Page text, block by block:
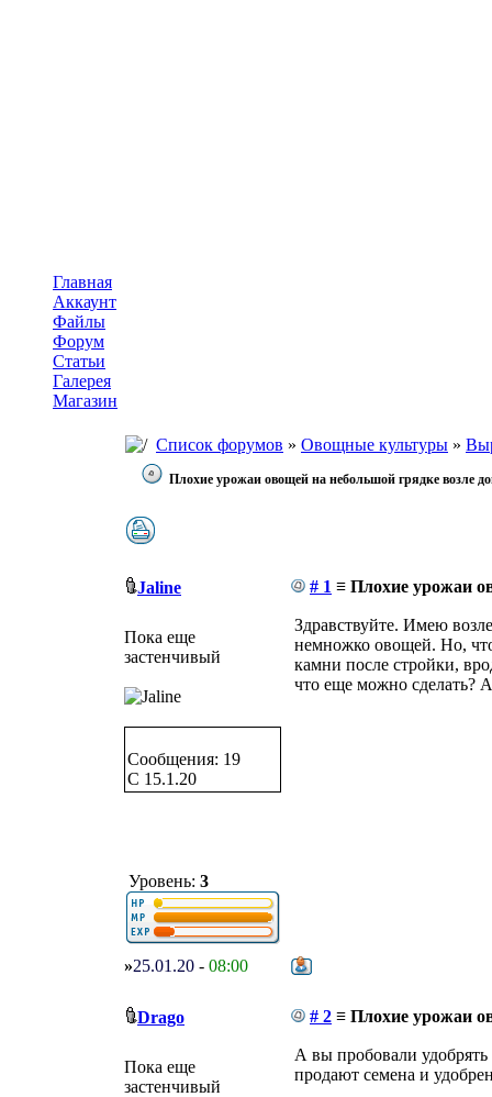
Главная
Аккаунт
Файлы
Форум
Статьи
Галерея
Магазин
Список форумов » Овощные культуры »
Плохие урожаи овощей на небольшой грядке возле
Jaline # 1 ≡ Плохие урожаи
Пока еще
застенчивый
Сообщения: 19
C 15.1.20
Уровень: 3
Здравствуйте. Имею
немножко овощей. Но,
камни после стройки,
что еще можно сделать?
»25.01.20 - 08:00
Drago # 2 ≡ Плохие урожаи
Пока еще
застенчивый
А вы пробовали
продают семена и